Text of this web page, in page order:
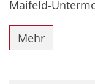
Maifeld-
Mehr